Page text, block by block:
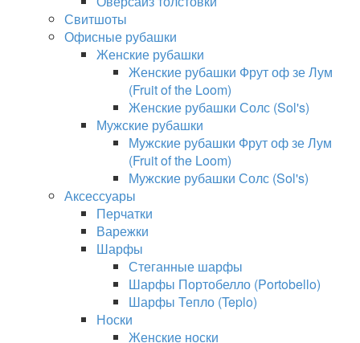
Свитшоты
Офисные рубашки
Женские рубашки
Женские рубашки Фрут оф зе Лум
(Fruit of the Loom)
Женские рубашки Солс (Sol's)
Мужские рубашки
Мужские рубашки Фрут оф зе Лум
(Fruit of the Loom)
Мужские рубашки Солс (Sol's)
Аксессуары
Перчатки
Варежки
Шарфы
Стеганные шарфы
Шарфы Портобелло (Portobello)
Шарфы Тепло (Teplo)
Носки
Женские носки